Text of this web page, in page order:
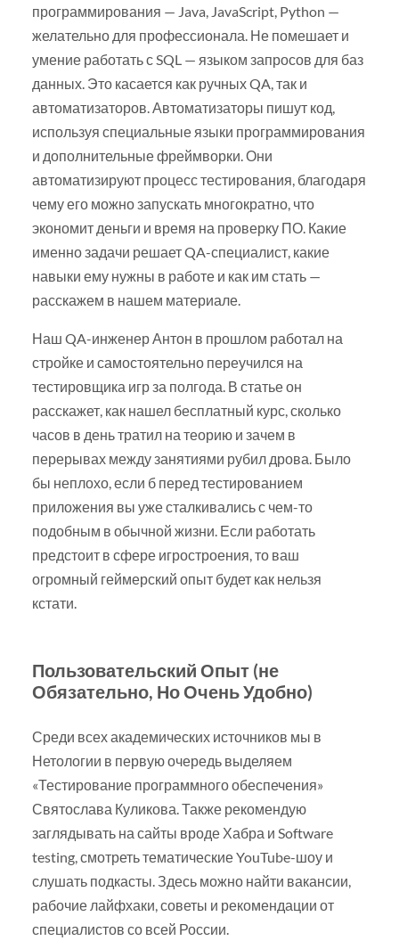
программирования — Java, JavaScript, Python —
желательно для профессионала. Не помешает и
умение работать с SQL — языком запросов для баз
данных. Это касается как ручных QA, так и
автоматизаторов. Автоматизаторы пишут код,
используя специальные языки программирования
и дополнительные фреймворки. Они
автоматизируют процесс тестирования, благодаря
чему его можно запускать многократно, что
экономит деньги и время на проверку ПО. Какие
именно задачи решает QA-специалист, какие
навыки ему нужны в работе и как им стать —
расскажем в нашем материале.
Наш QA-инженер Антон в прошлом работал на
стройке и самостоятельно переучился на
тестировщика игр за полгода. В статье он
расскажет, как нашел бесплатный курс, сколько
часов в день тратил на теорию и зачем в
перерывах между занятиями рубил дрова. Было
бы неплохо, если б перед тестированием
приложения вы уже сталкивались с чем-то
подобным в обычной жизни. Если работать
предстоит в сфере игростроения, то ваш
огромный геймерский опыт будет как нельзя
кстати.
Пользовательский Опыт (не
Обязательно, Но Очень Удобно)
Среди всех академических источников мы в
Нетологии в первую очередь выделяем
«Тестирование программного обеспечения»
Святослава Куликова. Также рекомендую
заглядывать на сайты вроде Хабра и Software
testing, смотреть тематические YouTube-шоу и
слушать подкасты. Здесь можно найти вакансии,
рабочие лайфхаки, советы и рекомендации от
специалистов со всей России.